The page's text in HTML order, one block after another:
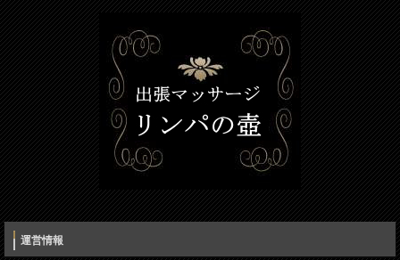
お名前（必須）
メールアドレス（必須）
電話番号（必須）
メッセージ
東京都港区新橋5丁目5番地3号
電話番号
080-7812-3053
メールアドレス
info@thubo.biz
URL
https://thubo.biz/
運営者名
運営情報